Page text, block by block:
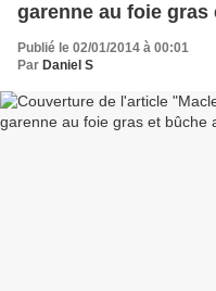
garenne au foie gras
Publié le 02/01/2014 à 00:01
Par Daniel S